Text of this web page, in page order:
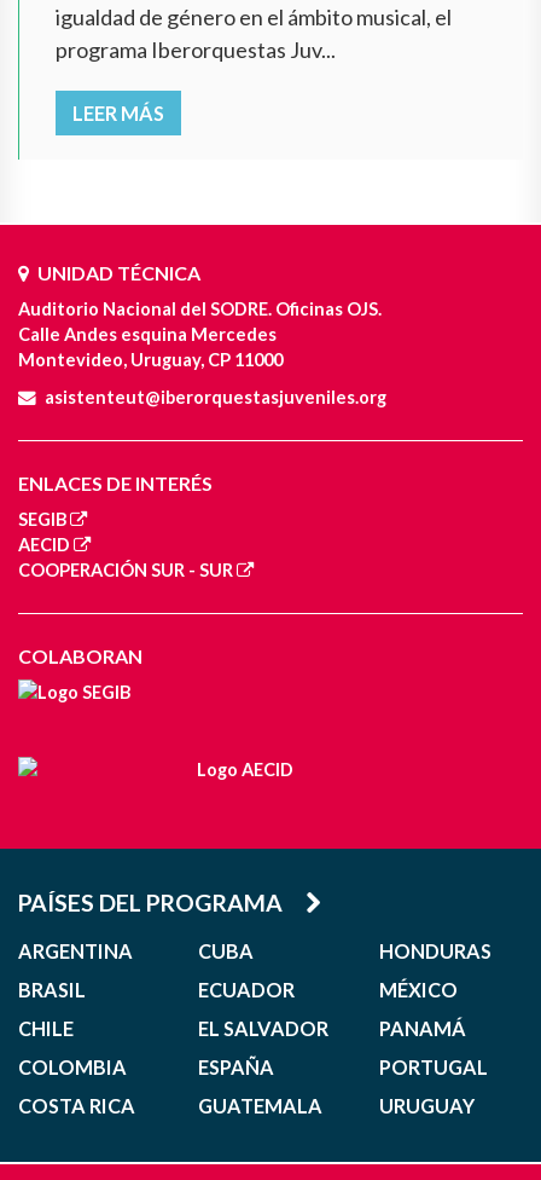
igualdad de género en el ámbito musical, el
programa Iberorquestas Juv...
LEER MÁS
UNIDAD TÉCNICA
Auditorio Nacional del SODRE. Oficinas OJS.
Calle Andes esquina Mercedes
Montevideo, Uruguay, CP 11000
asistenteut@iberorquestasjuveniles.org
ENLACES DE INTERÉS
SEGIB
AECID
COOPERACIÓN SUR - SUR
COLABORAN
PAÍSES DEL PROGRAMA
ARGENTINA
BRASIL
CHILE
COLOMBIA
COSTA RICA
CUBA
ECUADOR
EL SALVADOR
ESPAÑA
GUATEMALA
HONDURAS
MÉXICO
PANAMÁ
PORTUGAL
URUGUAY